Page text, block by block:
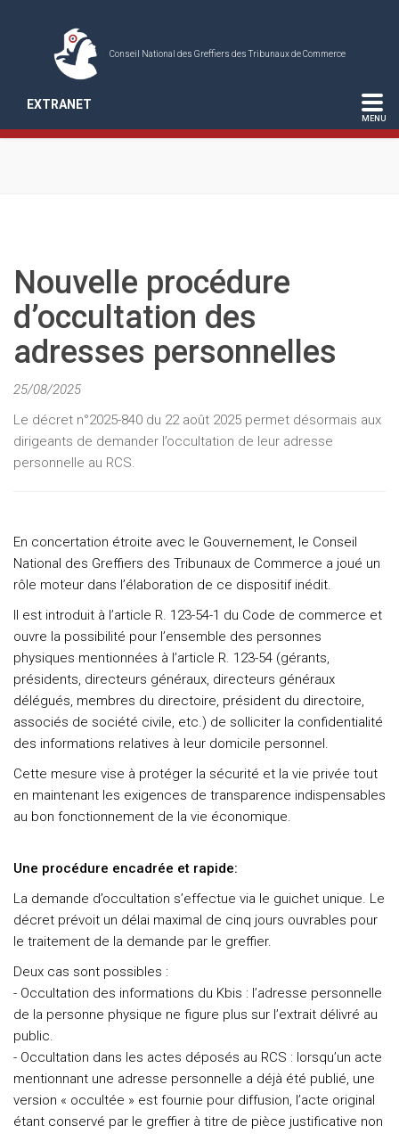
Conseil National des Greffiers des Tribunaux de Commerce
EXTRANET
Nouvelle procédure
d’occultation des
adresses personnelles
25/08/2025
Le décret n°2025-840 du 22 août 2025 permet désormais aux
dirigeants de demander l’occultation de leur adresse
personnelle au RCS.
En concertation étroite avec le Gouvernement, le Conseil
National des Greffiers des Tribunaux de Commerce a joué un
rôle moteur dans l’élaboration de ce dispositif inédit.
Il est introduit à l’article R. 123-54-1 du Code de commerce et
ouvre la possibilité pour l’ensemble des personnes
physiques mentionnées à l’article R. 123-54 (gérants,
présidents, directeurs généraux, directeurs généraux
délégués, membres du directoire, président du directoire,
associés de société civile, etc.) de solliciter la confidentialité
des informations relatives à leur domicile personnel.
Cette mesure vise à protéger la sécurité et la vie privée tout
en maintenant les exigences de transparence indispensables
au bon fonctionnement de la vie économique.
Une procédure encadrée et rapide:
La demande d’occultation s’effectue via le guichet unique. Le
décret prévoit un délai maximal de cinq jours ouvrables pour
le traitement de la demande par le greffier.
Deux cas sont possibles :
- Occultation des informations du Kbis : l’adresse personnelle
de la personne physique ne figure plus sur l’extrait délivré au
public.
- Occultation dans les actes déposés au RCS : lorsqu’un acte
mentionnant une adresse personnelle a déjà été publié, une
version « occultée » est fournie pour diffusion, l’acte original
étant conservé par le greffier à titre de pièce justificative non